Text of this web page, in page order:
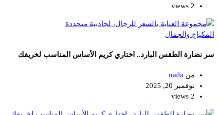
2 views
المكياج والجمال
سر نضارة الطقس البارد.. اختاري كريم الأساس المناسب لخريفك
من nada
نوفمبر 20, 2025
2 views